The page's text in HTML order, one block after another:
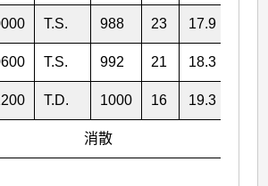
T.S. 988 23 17.9
T.S. 992 21 18.3
T.D. 1000 16 19.3
消散